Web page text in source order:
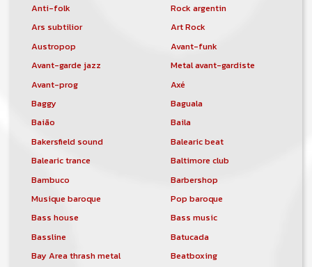
Anti-folk
Rock argentin
Ars subtilior
Art Rock
Austropop
Avant-funk
Avant-garde jazz
Metal avant-gardiste
Avant-prog
Axé
Baggy
Baguala
Baião
Baila
Bakersfield sound
Balearic beat
Balearic trance
Baltimore club
Bambuco
Barbershop
Musique baroque
Pop baroque
Bass house
Bass music
Bassline
Batucada
Bay Area thrash metal
Beatboxing